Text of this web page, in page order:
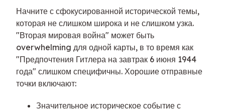
Начните с сфокусированной исторической темы,
которая не слишком широка и не слишком узка.
"Вторая мировая война" может быть
overwhelming для одной карты, в то время как
"Предпочтения Гитлера на завтрак 6 июня 1944
года" слишком специфичны. Хорошие отправные
точки включают:
Значительное историческое событие с